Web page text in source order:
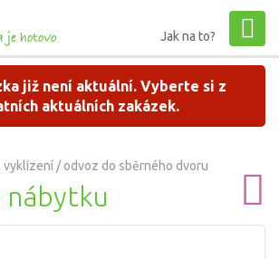
Jak na to?
již není aktuální. Vyberte si z
aktuálních zakázek.
vyklízení / odvoz do sběrného dvoru
nábytku